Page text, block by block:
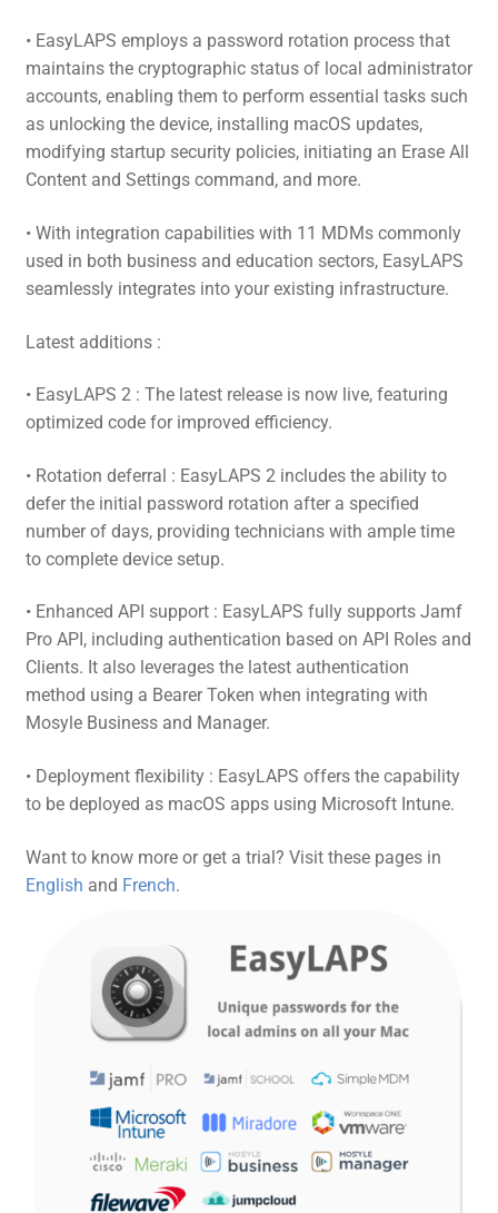
• EasyLAPS employs a password rotation process that
maintains the cryptographic status of local administrator
accounts, enabling them to perform essential tasks such
as unlocking the device, installing macOS updates,
modifying startup security policies, initiating an Erase All
Content and Settings command, and more.
• With integration capabilities with 11 MDMs commonly
used in both business and education sectors, EasyLAPS
seamlessly integrates into your existing infrastructure.
Latest additions :
• EasyLAPS 2 : The latest release is now live, featuring
optimized code for improved efficiency.
• Rotation deferral : EasyLAPS 2 includes the ability to
defer the initial password rotation after a specified
number of days, providing technicians with ample time
to complete device setup.
• Enhanced API support : EasyLAPS fully supports Jamf
Pro API, including authentication based on API Roles and
Clients. It also leverages the latest authentication
method using a Bearer Token when integrating with
Mosyle Business and Manager.
• Deployment flexibility : EasyLAPS offers the capability
to be deployed as macOS apps using Microsoft Intune.
Want to know more or get a trial? Visit these pages in
English and French.